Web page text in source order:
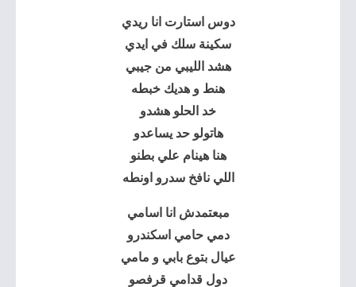
دوس استارت انا ريدي
سكينة سلك في ايدي
هشد الليبي من جيبي
هنط و هديك خبطه
خد الحلو هشدو
هاتولو حد يساعدو
هنا هينام علي بطنو
اللي نافخ سدرو اونطه
مبعتمدش انا اسامي
دمي حامي اسكندرو
عيال بتوع بابي و مامي
دول قدامي قرفصو